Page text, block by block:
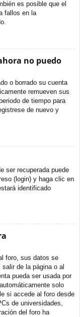
es posible que el
fallos en la
no puedo
o borrado su cuenta
remueven sus
de tiempo para
de nuevo y
ser recuperada puede
(login) y haga clic en
identificado
foro, sus datos se
de la página o al
pueda ser usada por
solo
si accede al foro desde
de universidades,
del foro ha